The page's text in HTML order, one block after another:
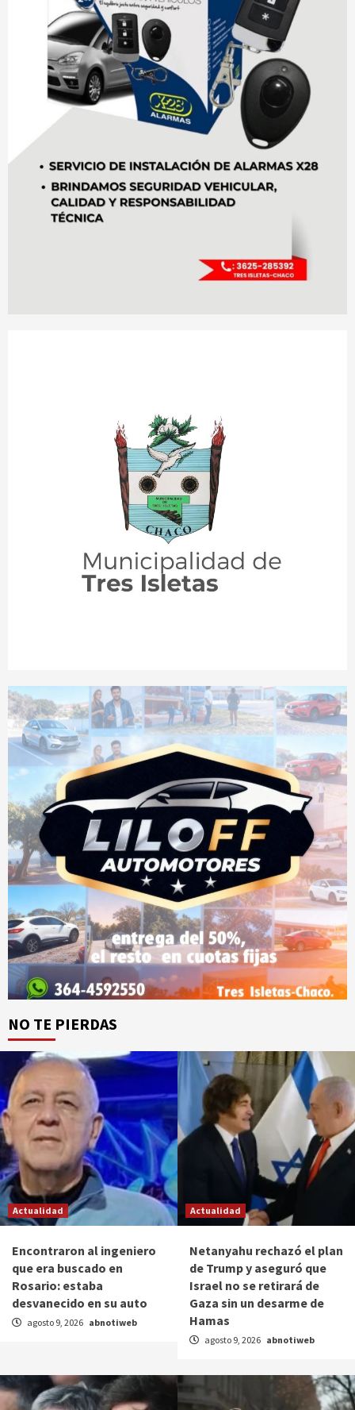
NO TE PIERDAS
Actualidad
Encontraron al ingeniero
que era buscado en
Rosario: estaba
desvanecido en su auto
agosto 9, 2026 abnotiweb
Actualidad
Netanyahu rechazó el plan
de Trump y aseguró que
Israel no se retirará de
Gaza sin un desarme de
Hamas
agosto 9, 2026 abnotiweb